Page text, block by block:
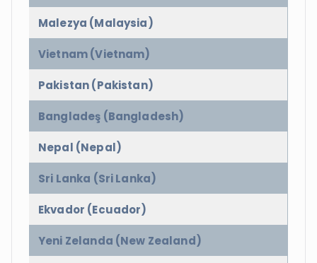
Malezya (Malaysia)
Vietnam (Vietnam)
Pakistan (Pakistan)
Bangladeş (Bangladesh)
Nepal (Nepal)
Sri Lanka (Sri Lanka)
Ekvador (Ecuador)
Yeni Zelanda (New Zealand)